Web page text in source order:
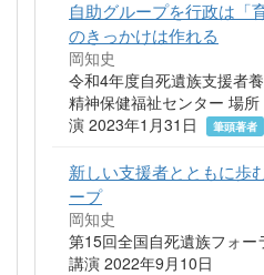
自助グループを行政は「
のきっかけは作れる
岡知史
令和4年度自死遺族支援者
精神保健福祉センター 場
演 2023年1月31日
筆頭著者
新しい支援者とともに歩
ープ
岡知史
第15回全国自死遺族フォ
講演 2022年9月10日